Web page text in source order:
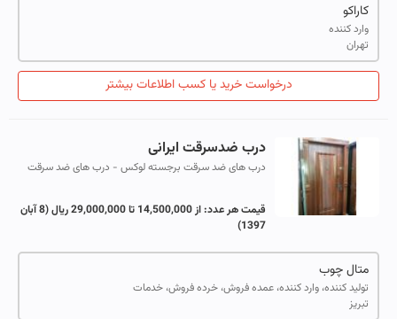
کاراکو
وارد کننده
تهران
درخواست خرید یا کسب اطلاعات بیشتر
درب ضدسرقت ایرانی
درب های ضد سرقت برجسته لوکس - درب های ضد سرقت
قیمت هر عدد:از 14,500,000 تا 29,000,000 ریال
(8 آبان
1397)
متال چوب
تولید کننده، وارد کننده، عمده فروش، خرده فروش، خدمات
تبریز